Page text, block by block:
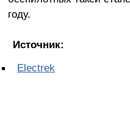
году.
Источник:
Electrek